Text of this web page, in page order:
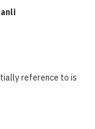
reference to is